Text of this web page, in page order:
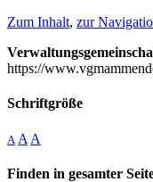
Zum Inhalt, zur
https://
Schriftgröße
A A A
Finden in gesamter